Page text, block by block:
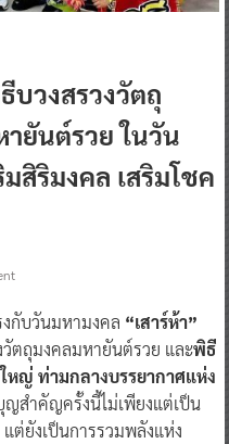
วงสรวงวัตถุ
ยันต์รวย ในวัน
มสิริมงคล เสริมโชค
งกับวันมหามงคล “เสาร์ห้า”
ตถุมงคลมหายันต์รวย และพิธี
ญ่ ท่ามกลางบรรยากาศแห่ง
ญสำคัญครั้งนี้ไม่เพียงแต่เป็น
ต่ยังเป็นการรวมพลังแห่ง